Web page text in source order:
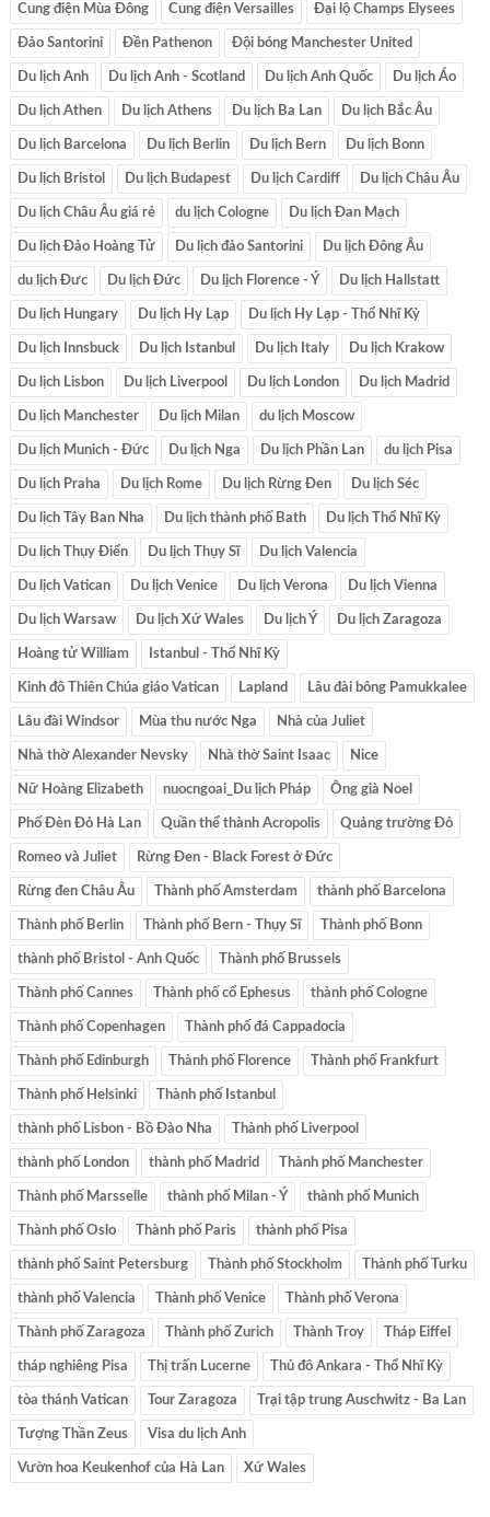
Cung điện Mùa Đông Cung điện Versailles Đại lộ Champs Elysees
Đảo Santorini Đền Pathenon Đội bóng Manchester United
Du lịch Anh Du lịch Anh - Scotland Du lịch Anh Quốc Du lịch Áo
Du lịch Athen Du lịch Athens Du lịch Ba Lan Du lịch Bắc Âu
Du lịch Barcelona Du lịch Berlin Du lịch Bern Du lịch Bonn
Du lịch Bristol Du lịch Budapest Du lịch Cardiff Du lịch Châu Âu
Du lịch Châu Âu giá rẻ du lịch Cologne Du lịch Đan Mạch
Du lịch Đảo Hoàng Tử Du lịch đảo Santorini Du lịch Đông Âu
du lịch Đưc Du lịch Đức Du lịch Florence - Ý Du lịch Hallstatt
Du lịch Hungary Du lịch Hy Lạp Du lịch Hy Lạp - Thổ Nhĩ Kỳ
Du lịch Innsbuck Du lịch Istanbul Du lịch Italy Du lịch Krakow
Du lịch Lisbon Du lịch Liverpool Du lịch London Du lịch Madrid
Du lịch Manchester Du lịch Milan du lịch Moscow
Du lịch Munich - Đức Du lịch Nga Du lịch Phần Lan du lịch Pisa
Du lịch Praha Du lịch Rome Du lịch Rừng Đen Du lịch Séc
Du lịch Tây Ban Nha Du lịch thành phố Bath Du lịch Thổ Nhĩ Kỳ
Du lịch Thụy Điển Du lịch Thụy Sĩ Du lịch Valencia
Du lịch Vatican Du lịch Venice Du lịch Verona Du lịch Vienna
Du lịch Warsaw Du lịch Xứ Wales Du lịch Ý Du lịch Zaragoza
Hoàng tử William Istanbul - Thổ Nhĩ Kỳ
Kinh đô Thiên Chúa giáo Vatican Lapland Lâu đài bông Pamukkalee
Lâu đài Windsor Mùa thu nước Nga Nhà của Juliet
Nhà thờ Alexander Nevsky Nhà thờ Saint Isaac Nice
Nữ Hoàng Elizabeth nuocngoai_Du lịch Pháp Ông già Noel
Phố Đèn Đỏ Hà Lan Quần thể thành Acropolis Quảng trường Đỏ
Romeo và Juliet Rừng Đen - Black Forest ở Đức
Rừng đen Châu Âu Thành phố Amsterdam thành phố Barcelona
Thành phố Berlin Thành phố Bern - Thụy Sĩ Thành phố Bonn
thành phố Bristol - Anh Quốc Thành phố Brussels
Thành phố Cannes Thành phố cổ Ephesus thành phố Cologne
Thành phố Copenhagen Thành phố đá Cappadocia
Thành phố Edinburgh Thành phố Florence Thành phố Frankfurt
Thành phố Helsinki Thành phố Istanbul
thành phố Lisbon - Bồ Đào Nha Thành phố Liverpool
thành phố London thành phố Madrid Thành phố Manchester
Thành phố Marsselle thành phố Milan - Ý thành phố Munich
Thành phố Oslo Thành phố Paris thành phố Pisa
thành phố Saint Petersburg Thành phố Stockholm Thành phố Turku
thành phố Valencia Thành phố Venice Thành phố Verona
Thành phố Zaragoza Thành phố Zurich Thành Troy Tháp Eiffel
tháp nghiêng Pisa Thị trấn Lucerne Thủ đô Ankara - Thổ Nhĩ Kỳ
tòa thánh Vatican Tour Zaragoza Trại tập trung Auschwitz - Ba Lan
Tượng Thần Zeus Visa du lịch Anh
Vườn hoa Keukenhof của Hà Lan Xứ Wales